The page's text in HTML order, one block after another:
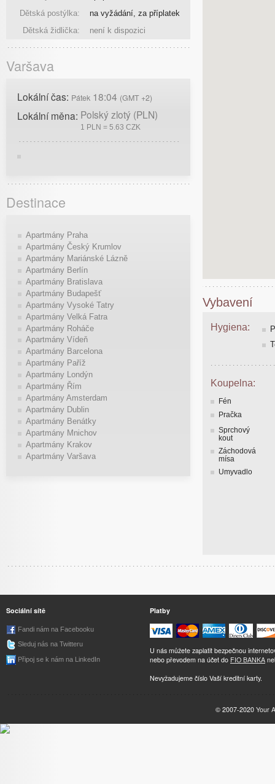
Vybavení
Hygiena:
Koupelna:
Fén
Pračka
Sprchový
kout
Záchodová
mísa
Umyvadlo
Dětská postýlka:
na vyžádání, za příplatek
Dětská židlička:
není k dispozici
Varšava
Lokální čas: Pátek 18:04 (GMT +2)
Lokální měna: Polský zlotý (PLN)
1 PLN = 5.63 CZK
Destinace
Apartmány Praha
Apartmány Český Krumlov
Apartmány Mariánské Lázně
Apartmány Berlín
Apartmány Bratislava
Apartmány Budapešť
Apartmány Vysoké Tatry
Apartmány Velká Fatra
Apartmány Roháče
Apartmány Vídeň
Apartmány Barcelona
Apartmány Paříž
Apartmány Londýn
Apartmány Řím
Apartmány Amsterdam
Apartmány Dublin
Apartmány Benátky
Apartmány Mnichov
Apartmány Krakov
Apartmány Varšava
Sociální sítě
Fandi nám na Facebooku
Sleduj nás na Twitteru
Připoj se k nám na LinkedIn
Platby
U nás můžete zaplatit bezpečnou
nebo převodem na účet do FIO BANKA
Nevyžadujeme číslo Vaší kreditní karty.
© 2007-2020 Your